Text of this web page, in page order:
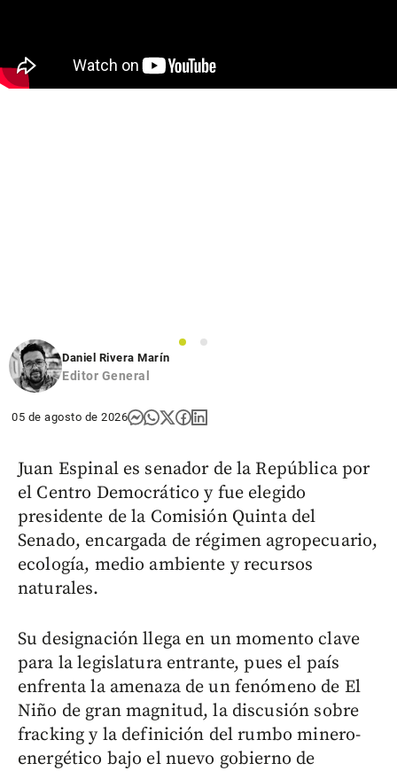
1
2
Daniel Rivera Marín
Editor General
05 de agosto de 2026
Juan Espinal es senador de la República por
el Centro Democrático y fue elegido
presidente de la Comisión Quinta del
Senado, encargada de régimen agropecuario,
ecología, medio ambiente y recursos
naturales.
Su designación llega en un momento clave
para la legislatura entrante, pues el país
enfrenta la amenaza de un fenómeno de El
Niño de gran magnitud, la discusión sobre
fracking y la definición del rumbo minero-
energético bajo el nuevo gobierno de